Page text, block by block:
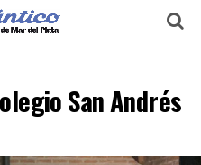
San Andrés